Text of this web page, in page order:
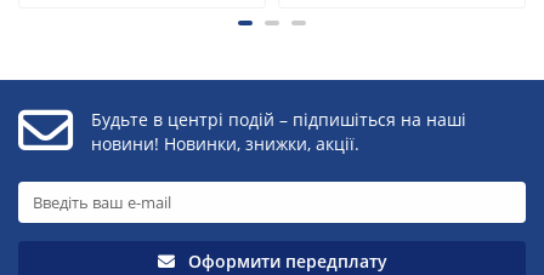
Будьте в центрі подій – підпишіться на наші
новини! Новинки, знижки, акції.
Оформити передплату